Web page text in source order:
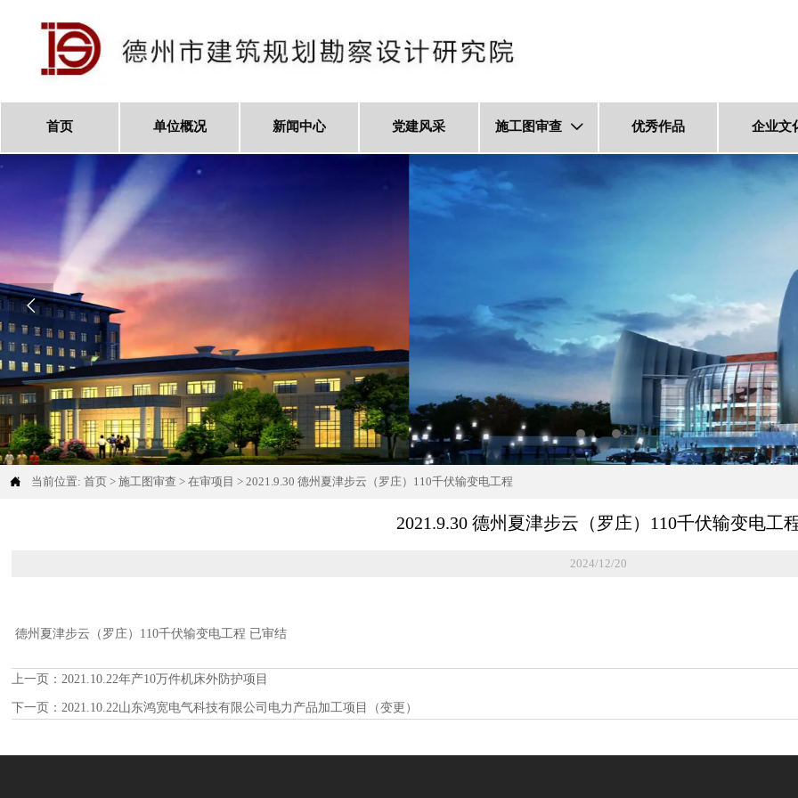
首页 单位概况 新闻中心 党建风采 施工图审查  优秀作品 企业文

 当前位置: 首页 > 施工图审查 > 在审项目 > 2021.9.30 德州夏津步云（罗庄）110千伏输变电工程
2021.9.30 德州夏津步云（罗庄）110千伏输变电工
2024/12/20
德州夏津步云（罗庄）110千伏输变电工程 已审结
上一页：2021.10.22年产10万件机床外防护项目
下一页： 2021.10.22山东鸿宽电气科技有限公司电力产品加工项目（变更）